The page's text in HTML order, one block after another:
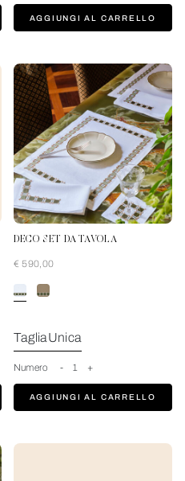
AGGIUNGI AL CARRELLO
PineForest-Tan
DECO SET DA TAVOLA
€ 590,00
TagliaUnica
Numero - 1 +
AGGIUNGI AL CARRELLO